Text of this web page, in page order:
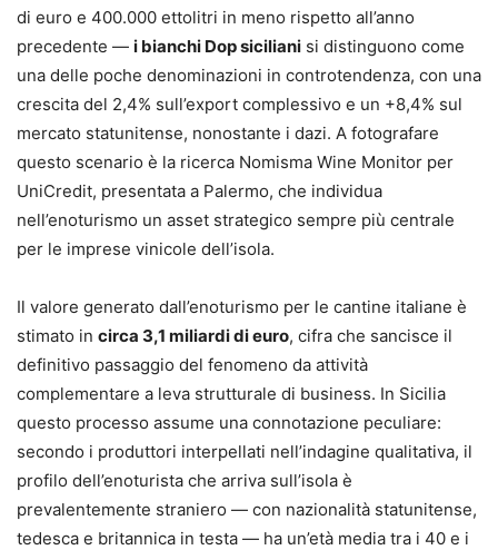
di euro e 400.000 ettolitri in meno rispetto all’anno
precedente — i bianchi Dop siciliani si distinguono come
una delle poche denominazioni in controtendenza, con una
crescita del 2,4% sull’export complessivo e un +8,4% sul
mercato statunitense, nonostante i dazi. A fotografare
questo scenario è la ricerca Nomisma Wine Monitor per
UniCredit, presentata a Palermo, che individua
nell’enoturismo un asset strategico sempre più centrale
per le imprese vinicole dell’isola.
Il valore generato dall’enoturismo per le cantine italiane è
stimato in circa 3,1 miliardi di euro, cifra che sancisce il
definitivo passaggio del fenomeno da attività
complementare a leva strutturale di business. In Sicilia
questo processo assume una connotazione peculiare:
secondo i produttori interpellati nell’indagine qualitativa, il
profilo dell’enoturista che arriva sull’isola è
prevalentemente straniero — con nazionalità statunitense,
tedesca e britannica in testa — ha un’età media tra i 40 e i